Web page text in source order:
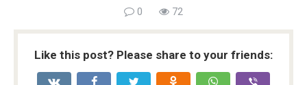
0 72
Like this post? Please share to your friends: